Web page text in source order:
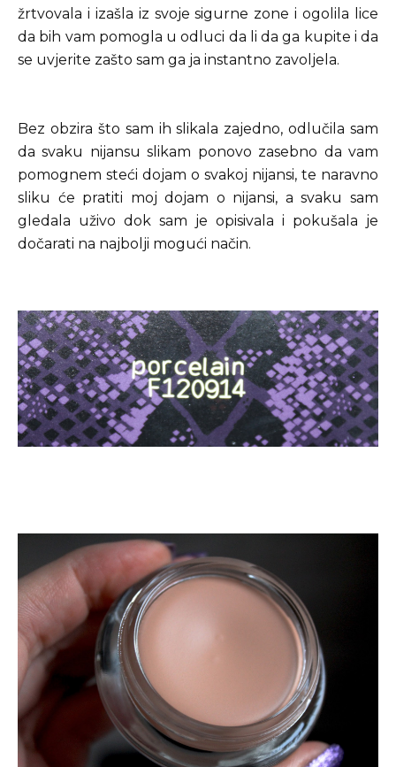
žrtvovala i izašla iz svoje sigurne zone i ogolila lice
da bih vam pomogla u odluci da li da ga kupite i da
se uvjerite zašto sam ga ja instantno zavoljela.
Bez obzira što sam ih slikala zajedno, odlučila sam
da svaku nijansu slikam ponovo zasebno da vam
pomognem steći dojam o svakoj nijansi, te naravno
sliku će pratiti moj dojam o nijansi, a svaku sam
gledala uživo dok sam je opisivala i pokušala je
dočarati na najbolji mogući način.